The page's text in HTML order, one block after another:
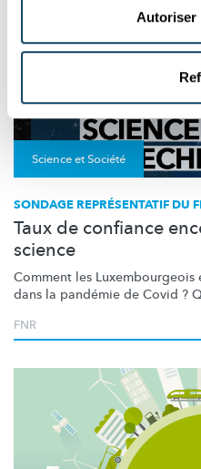
Autoriser
Science et Société
SONDAGE REPRÉSENTATIF DU
Taux de confiance
science
Comment les Luxembourgeois
dans la pandémie de Covid ?
FNR